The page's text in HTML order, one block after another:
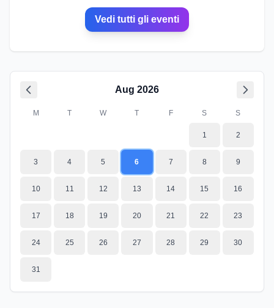
Vedi tutti gli eventi
Aug 2026
M T W T F S S
1 2
3 4 5 6 7 8 9
10 11 12 13 14 15 16
17 18 19 20 21 22 23
24 25 26 27 28 29 30
31